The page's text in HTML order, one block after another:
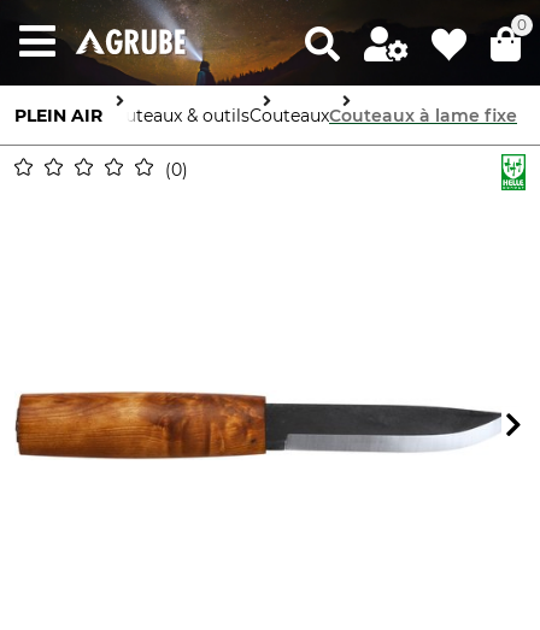
0
PLEIN AIR Couteaux & outilsCouteauxCouteaux à lame fixe
0